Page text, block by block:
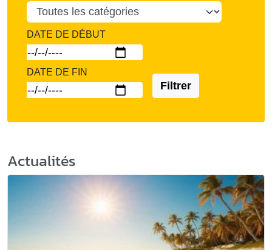
DATE DE DÉBUT
DATE DE FIN
Filtrer
Actualités